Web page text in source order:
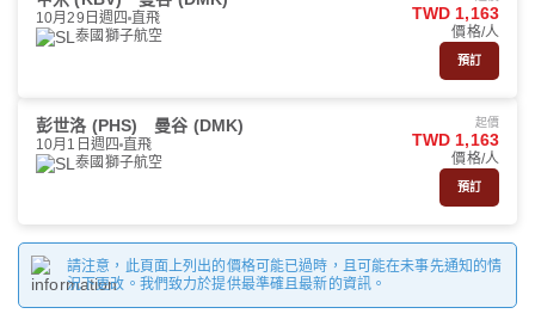
10月29日週四 直飛
泰國獅子航空
TWD 1,163
價格/人
預訂
彭世洛 (PHS) 曼谷 (DMK)
10月1日週四 直飛
泰國獅子航空
起價
TWD 1,163
價格/人
預訂
請注意，此頁面上列出的價格可能已過時，且可能在未事先通知的情
況下更改。我們致力於提供最準確且最新的資訊。